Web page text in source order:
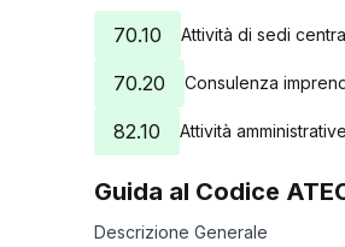
70.10
Attività di sedi
70.20 Consulenza
82.10 Attività
Guida al Codice
Descrizione Generale